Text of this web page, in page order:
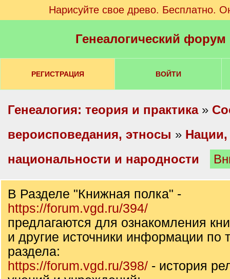
Нарисуйте свое древо. Бесплатно.
Генеалогический
РЕГИСТРАЦИЯ ВОЙТИ
Генеалогия: теория и практика»
вероисповедания, этносы » Нации,
национальности и народности
В Разделе "Книжная полка" -
https://forum.vgd.ru/394/
предлагаются для ознакомления
и другие источники информации по
раздела:
https://forum.vgd.ru/398/ - история